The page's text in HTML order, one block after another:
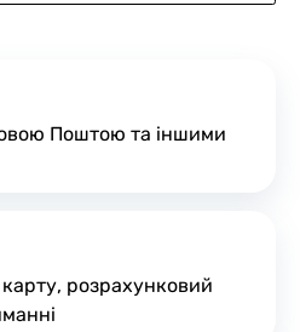
Поштою та іншими
розрахунковий